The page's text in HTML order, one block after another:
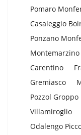
Pomaro
Casaleggio
Ponzano
Montemarzino
Carentino
Gremiasco
Pozzol Groppo
Villamiroglio
Odalengo